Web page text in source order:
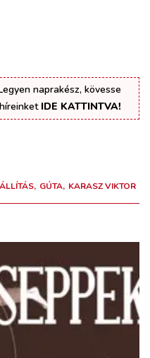
naprakész, kövesse
híreinket IDE KATTINTVA!
GÚTA KARASZ VIKTOR